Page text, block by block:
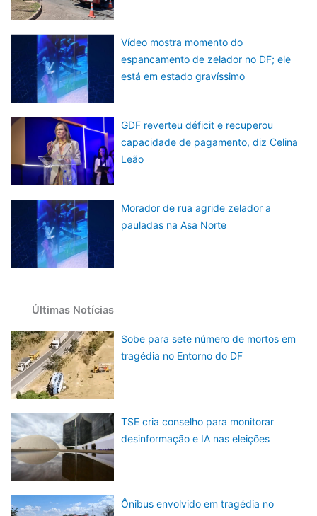
Vídeo mostra momento do
espancamento de zelador no DF; ele
está em estado gravíssimo
GDF reverteu déficit e recuperou
capacidade de pagamento, diz Celina
Leão
Morador de rua agride zelador a
pauladas na Asa Norte
Últimas Notícias
Sobe para sete número de mortos em
tragédia no Entorno do DF
TSE cria conselho para monitorar
desinformação e IA nas eleições
Ônibus envolvido em tragédia no